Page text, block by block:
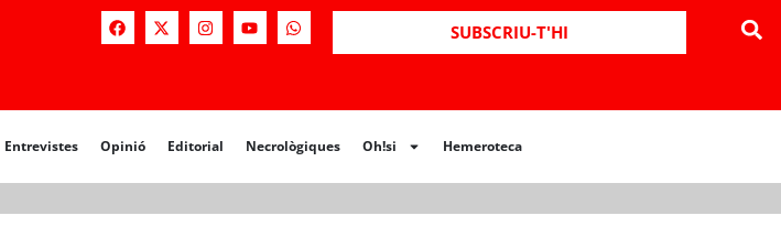
SUBSCRIU-T'HI
Entrevistes Opinió Editorial Necrològiques Oh!si Hemeroteca
Opinió Editorial Necrològiques Hemeroteca